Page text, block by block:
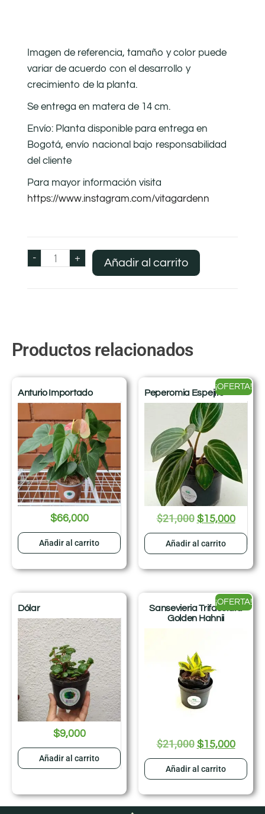
Imagen de referencia, tamaño y color puede
variar de acuerdo con el desarrollo y
crecimiento de la planta.
Se entrega en matera de 14 cm.
Envío: Planta disponible para entrega en
Bogotá, envío nacional bajo responsabilidad
del cliente
Para mayor información visita
https://www.instagram.com/vitagardenn
- + Añadir al carrito
Productos relacionados
Anturio Importado
$66,000
Añadir al carrito
Peperomia Espejito
¡OFERTA!
$21,000 $15,000
Añadir al carrito
Dólar
$9,000
Añadir al carrito
Sansevieria Trifasciata
Golden Hahnii
¡OFERTA!
$21,000 $15,000
Añadir al carrito